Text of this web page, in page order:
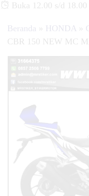
Buka 12.00 s/d
Beranda » HONDA »
CBR 150 NEW MC